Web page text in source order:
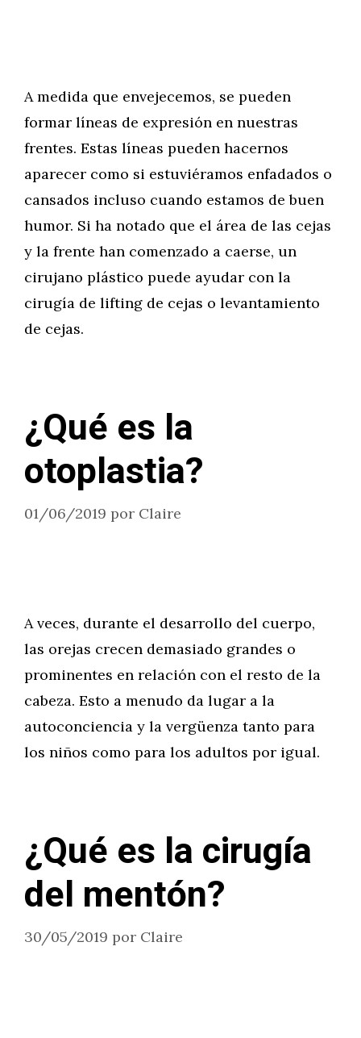
A medida que envejecemos, se pueden
formar líneas de expresión en nuestras
frentes. Estas líneas pueden hacernos
aparecer como si estuviéramos enfadados o
cansados incluso cuando estamos de buen
humor. Si ha notado que el área de las cejas
y la frente han comenzado a caerse, un
cirujano plástico puede ayudar con la
cirugía de lifting de cejas o levantamiento
de cejas.
¿Qué es la
otoplastia?
01/06/2019 por Claire
A veces, durante el desarrollo del cuerpo,
las orejas crecen demasiado grandes o
prominentes en relación con el resto de la
cabeza. Esto a menudo da lugar a la
autoconciencia y la vergüenza tanto para
los niños como para los adultos por igual.
¿Qué es la cirugía
del mentón?
30/05/2019 por Claire